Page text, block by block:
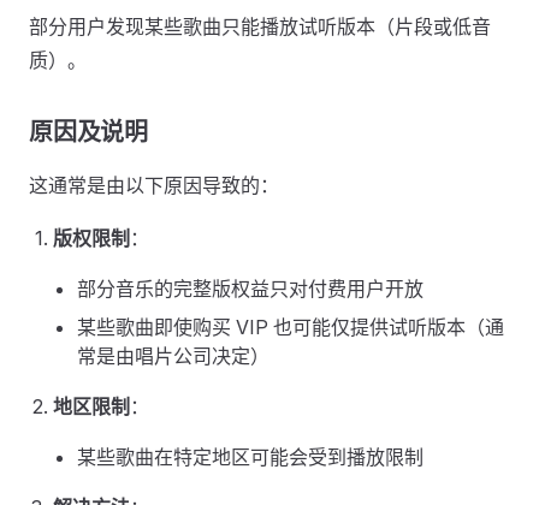
部分用户发现某些歌曲只能播放试听版本（片段或低音
质）。
原因及说明
这通常是由以下原因导致的：
版权限制 ：
部分音乐的完整版权益只对付费用户开放
某些歌曲即使购买 VIP 也可能仅提供试听版本（通
常是由唱片公司决定）
地区限制 ：
某些歌曲在特定地区可能会受到播放限制